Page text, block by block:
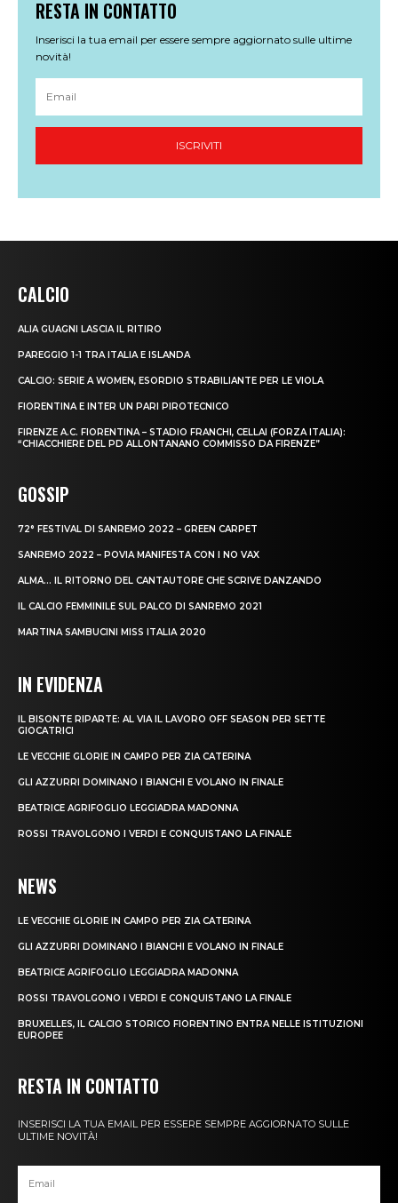
CALCIO
ALIA GUAGNI LASCIA IL RITIRO
PAREGGIO 1-1 TRA ITALIA E ISLANDA
CALCIO: SERIE A WOMEN, ESORDIO STRABILIANTE PER LE VIOLA
FIORENTINA E INTER UN PARI PIROTECNICO
FIRENZE A.C. FIORENTINA – STADIO FRANCHI, CELLAI (FORZA ITALIA):
“CHIACCHIERE DEL PD ALLONTANANO COMMISSO DA FIRENZE”
GOSSIP
72° FESTIVAL DI SANREMO 2022 – GREEN CARPET
SANREMO 2022 – POVIA MANIFESTA CON I NO VAX
ALMA… IL RITORNO DEL CANTAUTORE CHE SCRIVE DANZANDO
IL CALCIO FEMMINILE SUL PALCO DI SANREMO 2021
MARTINA SAMBUCINI MISS ITALIA 2020
IN EVIDENZA
IL BISONTE RIPARTE: AL VIA IL LAVORO OFF SEASON PER SETTE
GIOCATRICI
LE VECCHIE GLORIE IN CAMPO PER ZIA CATERINA
GLI AZZURRI DOMINANO I BIANCHI E VOLANO IN FINALE
BEATRICE AGRIFOGLIO LEGGIADRA MADONNA
ROSSI TRAVOLGONO I VERDI E CONQUISTANO LA FINALE
NEWS
LE VECCHIE GLORIE IN CAMPO PER ZIA CATERINA
GLI AZZURRI DOMINANO I BIANCHI E VOLANO IN FINALE
BEATRICE AGRIFOGLIO LEGGIADRA MADONNA
ROSSI TRAVOLGONO I VERDI E CONQUISTANO LA FINALE
BRUXELLES, IL CALCIO STORICO FIORENTINO ENTRA NELLE ISTITUZIONI
EUROPEE
RESTA IN CONTATTO
INSERISCI LA TUA EMAIL PER ESSERE SEMPRE AGGIORNATO SULLE
ULTIME NOVITÀ!